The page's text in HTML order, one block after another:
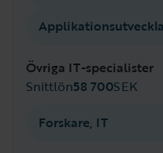
Övriga IT-specialister
Snittlön58 700SEK
Forskare, IT